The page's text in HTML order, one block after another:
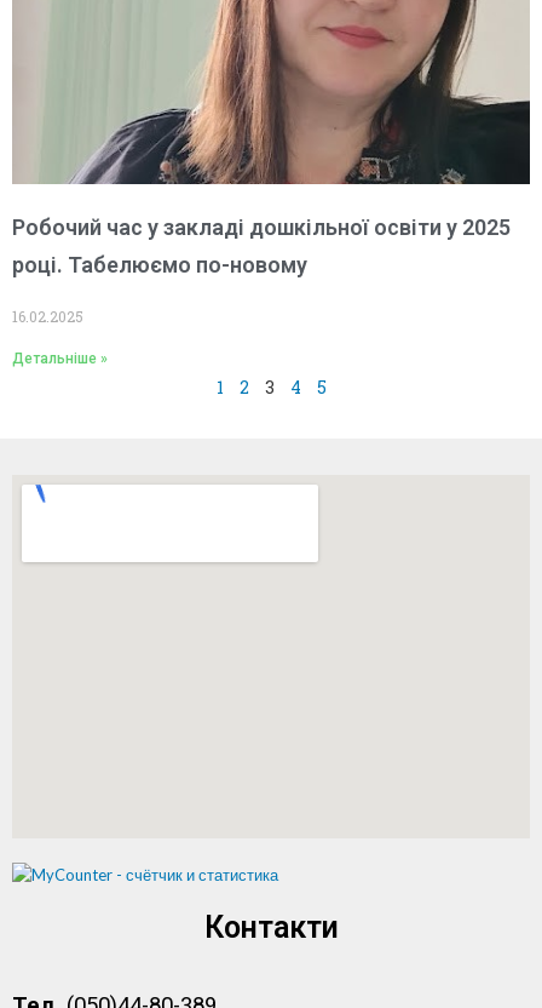
Робочий час у закладі дошкільної освіти у 2025
році. Табелюємо по-новому
16.02.2025
Детальніше »
1 2 3 4 5
Контакти